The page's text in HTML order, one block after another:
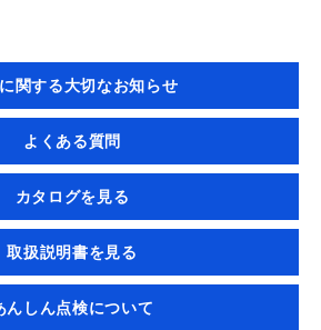
関する大切なお知らせ
よくある質問
カタログを見る
取扱説明書を見る
んしん点検について